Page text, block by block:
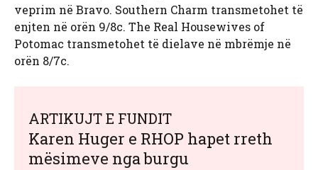
veprim në Bravo. Southern Charm transmetohet të
enjten në orën 9/8c. The Real Housewives of
Potomac transmetohet të dielave në mbrëmje në
orën 8/7c.
ARTIKUJT E FUNDIT
Karen Huger e RHOP hapet rreth
mësimeve nga burgu